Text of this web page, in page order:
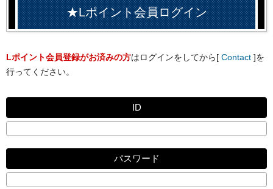
★Lポイント会員ログイン
Lポイント会員登録がお済みの方はログインをしてから[ Contact ]を
行ってください。
ID
パスワード